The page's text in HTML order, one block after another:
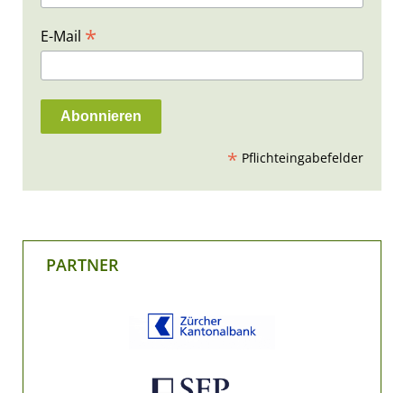
E-Mail *
* Pflichteingabefelder
PARTNER